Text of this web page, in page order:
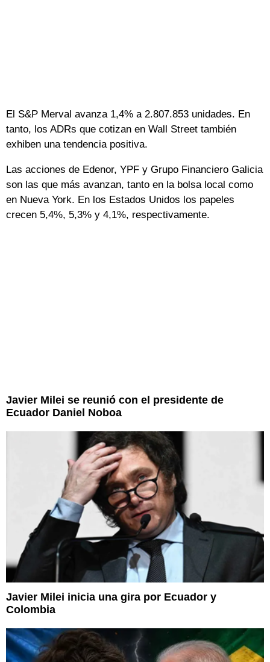
El S&P Merval avanza 1,4% a 2.807.853 unidades. En
tanto, los ADRs que cotizan en Wall Street también
exhiben una tendencia positiva.
Las acciones de Edenor, YPF y Grupo Financiero Galicia
son las que más avanzan, tanto en la bolsa local como
en Nueva York. En los Estados Unidos los papeles
crecen 5,4%, 5,3% y 4,1%, respectivamente.
Javier Milei se reunió con el presidente de
Ecuador Daniel Noboa
Javier Milei inicia una gira por Ecuador y
Colombia